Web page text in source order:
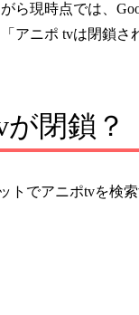
ら現時点では、
アニポ tvは閉鎖
閉鎖？
トでアニポtvを検